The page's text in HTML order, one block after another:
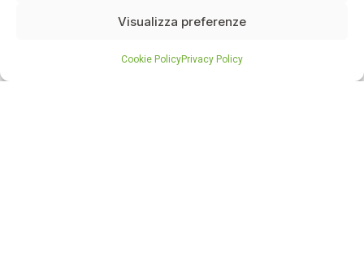
Visualizza preferenze
Cookie PolicyPrivacy Policy
E’ stato pubblicato un importante articolo sul Cesalpino,
dei Medici Chirurghi e degli Odontoiatri della Provincia